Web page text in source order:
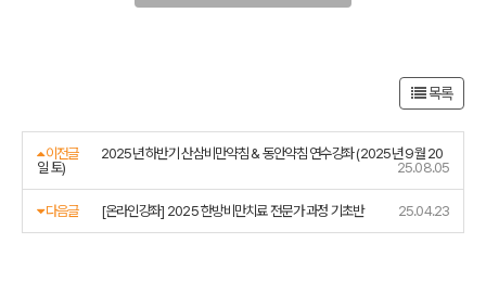
목록
이전글
2025년 하반기 산삼비만약침 & 동안약침 연수강좌 (2025년 9월 20
일 토)
25.08.05
다음글 [온라인강좌] 2025 한방비만치료 전문가 과정 기초반 25.04.23